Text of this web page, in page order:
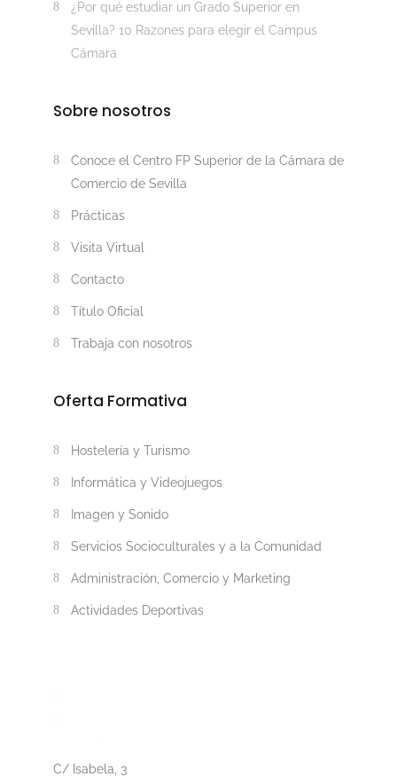
¿Por qué estudiar un Grado Superior en
Sevilla? 10 Razones para elegir el Campus
Cámara
Sobre nosotros
Conoce el Centro FP Superior de la Cámara de
Comercio de Sevilla
Prácticas
Visita Virtual
Contacto
Título Oficial
Trabaja con nosotros
Oferta Formativa
Hostelería y Turismo
Informática y Videojuegos
Imagen y Sonido
Servicios Socioculturales y a la Comunidad
Administración, Comercio y Marketing
Actividades Deportivas
C/ Isabela, 3